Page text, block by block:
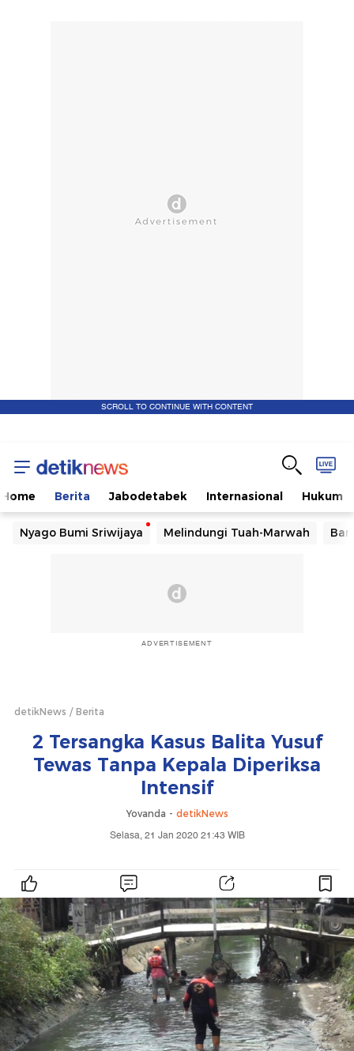
SCROLL TO CONTINUE WITH CONTENT
Home Berita Jabodetabek Internasional Hukum
Nyago Bumi Sriwijaya Melindungi Tuah-Marwah
ADVERTISEMENT
detikNews Berita
2 Tersangka Kasus Balita Yusuf
Tewas Tanpa Kepala Diperiksa
Intensif
Yovanda - detikNews
Selasa, 21 Jan 2020 21:43 WIB